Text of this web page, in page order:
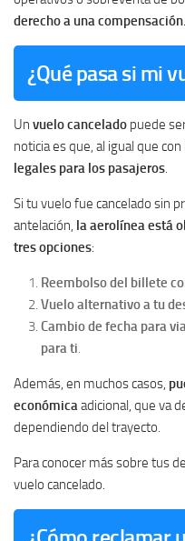
derecho a una compensación
¿Qué pasa si mi
Un vuelo cancelado puede
noticia es que, al igual que
legales para los pasajeros
Si tu vuelo fue cancelado sin
antelación, la aerolínea está
tres opciones:
Reembolso del billete
Vuelo alternativo a tu
Cambio de fecha para
para ti
Además, en muchos casos,
económica adicional, que va
dependiendo del trayecto.
Para conocer más sobre tus
vuelo cancelado.